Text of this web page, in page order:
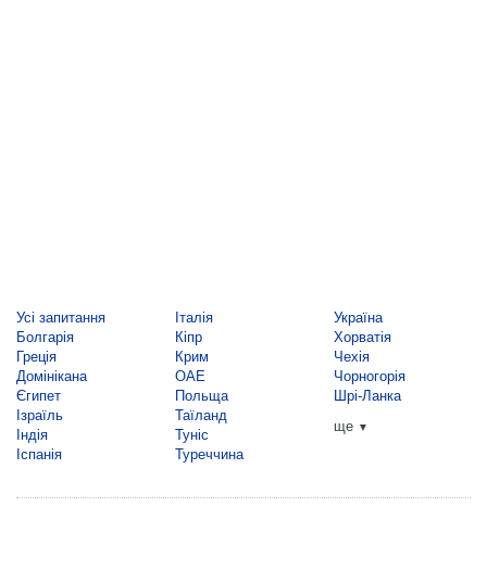
Усі запитання
Болгарія
Греція
Домінікана
Єгипет
Ізраїль
Індія
Іспанія
Італія
Кіпр
Крим
ОАЕ
Польща
Таїланд
Туніс
Туреччина
Україна
Хорватія
Чехія
Чорногорія
Шрі-Ланка
ще ▼